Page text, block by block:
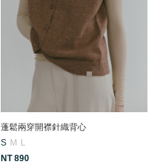
蓬鬆兩穿開襟針織背心
S M L
NT 890